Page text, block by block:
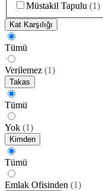
Müstakil Tapulu (1)
Kat Karşılığı
Tümü
Verilemez (1)
Takas
Tümü
Yok (1)
Kimden
Tümü
Emlak Ofisinden (1)